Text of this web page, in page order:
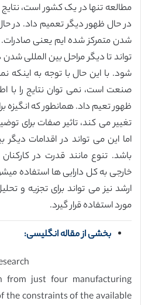
مطالعه تنها در یک کشور است، نتایج
در حال ظهور دیگر تعمیم داد. در
شدن متمرکز شده ایم یعنی صادرات.
تواند تا دیگر مراحل بین المللی
شود. با این حال با توجه به اینکه
صنعت است، نمی توان نتایج را با
ظهور تعیم داد. همانطور که انگیزه
تغییر می کند، تاثیر صفات برای
اما این می تواند در اقدامات
باشد. تنوع مانند قدرت در
خارجی به کل دارایی ها استفاده
ارشد نیز می تواند برای تجزیه و
مورد استفاده قرار گیرد.
بخشی از مقاله انگلیسی:
from just four manufacturing
the constraints of the available